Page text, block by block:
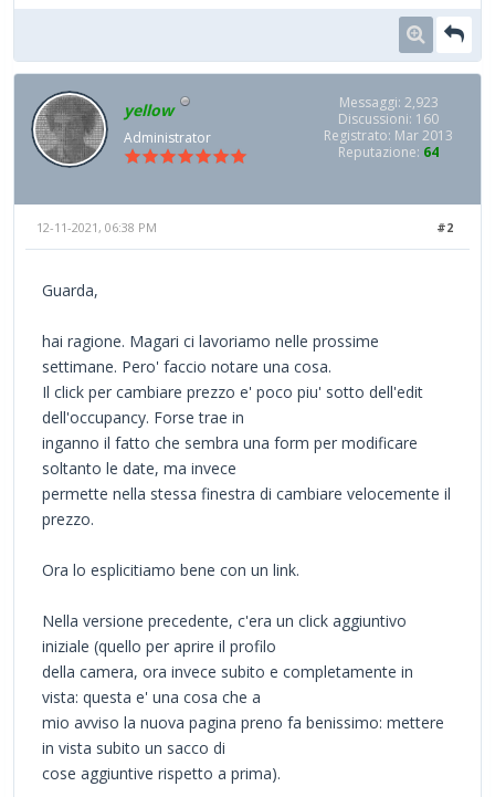
yellow
Administrator
Messaggi: 2,923
Discussioni: 160
Registrato: Mar 2013
Reputazione: 64
#2
12-11-2021, 06:38 PM
Guarda,
hai ragione. Magari ci lavoriamo nelle prossime
settimane. Pero' faccio notare una cosa.
Il click per cambiare prezzo e' poco piu' sotto dell'edit
dell'occupancy. Forse trae in
inganno il fatto che sembra una form per modificare
soltanto le date, ma invece
permette nella stessa finestra di cambiare velocemente il
prezzo.
Ora lo esplicitiamo bene con un link.
Nella versione precedente, c'era un click aggiuntivo
iniziale (quello per aprire il profilo
della camera, ora invece subito e completamente in
vista: questa e' una cosa che a
mio avviso la nuova pagina preno fa benissimo: mettere
in vista subito un sacco di
cose aggiuntive rispetto a prima).